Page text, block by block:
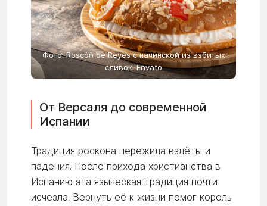
Фото: Roscón de Reyes с начинской из взбитых
сливок. Envato
От Версаля до современной
Испании
Традиция роскона пережила взлёты и
падения. После прихода христианства в
Испанию эта языческая традиция почти
исчезла. Вернуть её к жизни помог король